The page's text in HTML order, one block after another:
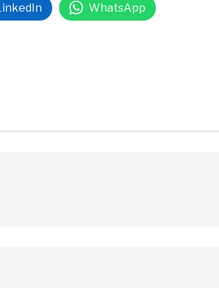
WhatsApp